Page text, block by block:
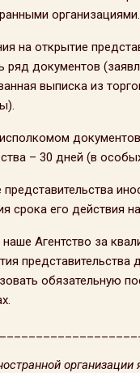
организациями.
на открытие
ряд документов
выписка из
– 30 дней (в
срока его действия
Агентство за
представительства
обязательную